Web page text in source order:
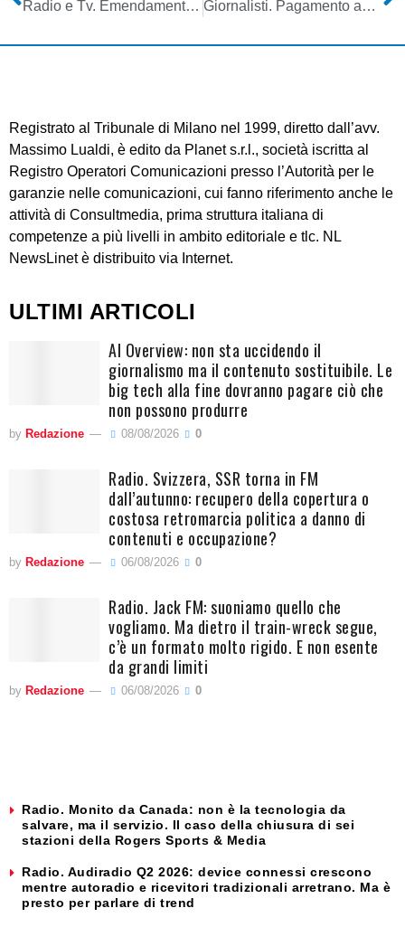
Radio e Tv. Emendamenti in sede di conversione DL 34/2020: credito imposta per spese energetiche 2020 e modifica contratti a tempo determinato Giornalisti. Pagamento automatico Bonus Covid 19 mese aprile per iscritti a gestione separata INPGI che hanno percepito innedità marzo. Recupero degli esclusi con domanda
Registrato al Tribunale di Milano nel 1999, diretto dall’avv.
Massimo Lualdi, è edito da Planet s.r.l., società iscritta al
Registro Operatori Comunicazioni presso l’Autorità per le
garanzie nelle comunicazioni, cui fanno riferimento anche le
attività di Consultmedia, prima struttura italiana di
competenze a più livelli in ambito editoriale e tlc. NL
NewsLinet è distribuito via Internet.
ULTIMI ARTICOLI
AI Overview: non sta uccidendo il
giornalismo ma il contenuto sostituibile. Le
big tech alla fine dovranno pagare ciò che
non possono produrre
by Redazione 08/08/2026 0
Radio. Svizzera, SSR torna in FM
dall’autunno: recupero della copertura o
costosa retromarcia politica a danno di
contenuti e occupazione?
by Redazione 06/08/2026 0
Radio. Jack FM: suoniamo quello che
vogliamo. Ma dietro il train-wreck segue,
c’è un formato molto rigido. E non esente
da grandi limiti
by Redazione 06/08/2026 0
Radio. Monito da Canada: non è la tecnologia da
salvare, ma il servizio. Il caso della chiusura di sei
stazioni della Rogers Sports & Media
Radio. Audiradio Q2 2026: device connessi crescono
mentre autoradio e ricevitori tradizionali arretrano. Ma è
presto per parlare di trend